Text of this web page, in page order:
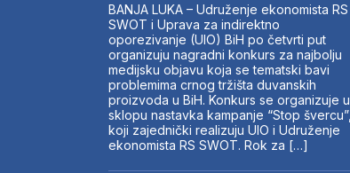
BANJA LUKA – Udruženje ekonomista RS
SWOT i Uprava za indirektno
oporezivanje (UIO) BiH po četvrti put
organizuju nagradni konkurs za najbolju
medijsku objavu koja se tematski bavi
problemima crnog tržišta duvanskih
proizvoda u BiH. Konkurs se organizuje u
sklopu nastavka kampanje “Stop švercu”,
koji zajednički realizuju UIO i Udruženje
ekonomista RS SWOT. Rok za […]